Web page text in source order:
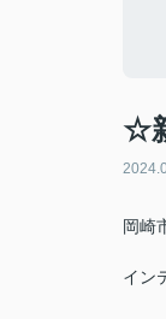
☆
岡崎
イン